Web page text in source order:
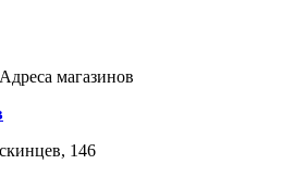
Адреса магазинов
146